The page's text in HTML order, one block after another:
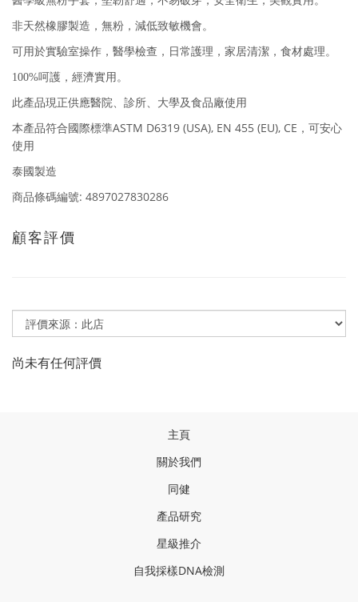
非天然橡膠製造，無粉，減低致敏機會。
可用於實驗室操作，醫學檢查，日常護理，家居清潔，食材處理。
100%呵護，經濟實用。
此產品現正供應醫院、診所、大學及食品廠使用
本產品符合國際標準ASTM D6319 (USA), EN 455 (EU), CE ，可安心
使用
泰國製造
商品條碼編號: 4897027830286
顧客評價
尚未有任何評價
主頁
關於我們
同健
產品研究
星級推介
自我採樣DNA檢測